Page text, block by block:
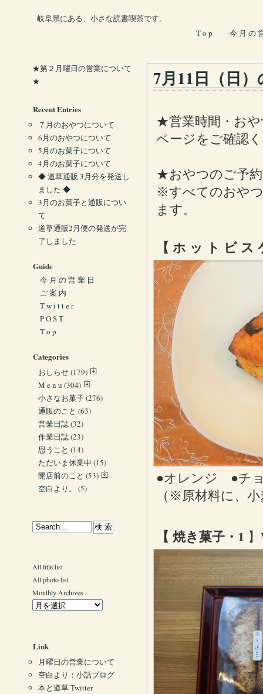
岐阜県にある、小さな読書喫茶です。
T o p
今 月 の
7月11日（日
★営業時間・お
ページをご確認
★おやつのご予
※すべてのおや
ます。
【 ホ ッ ト ビ ス
●オレンジ ●チ
（※原材料に、
【 焼き菓子・1
★第２月曜日の営業について
★
Recent Entries
７月のおやつについて
6月のおやつについて
5月のお菓子について
4月のお菓子について
◆ 道草通販 3月分を発送し
ました ◆
3月のお菓子と通販につい
て
道草通販2月便の発送が完
了しました
Guide
今 月 の 営 業 日
ご 案 内
T w i t t e r
P O S T
T o p
Categories
おしらせ(179)
M e n u (304)
小さなお菓子(276)
通販のこと (63)
営業日誌(32)
作業日誌(23)
思うこと (14)
ただいま休業中 (15)
開店前のこと (53)
空白より。
(5)
All title list
All photo list
Monthly Archives
Link
月曜日の営業について
空白より：小話ブログ
本と道草 Twitter